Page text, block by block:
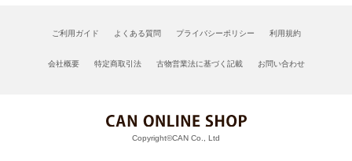
ご利用ガイド よくある質問 プライバシーポリシー 利用規約
会社概要 特定商取引法 古物営業法に基づく記載 お問い合わせ
Copyright©CAN Co., Ltd